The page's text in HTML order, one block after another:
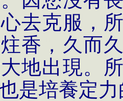
去克服，
香，久而
地出現。
是培養定